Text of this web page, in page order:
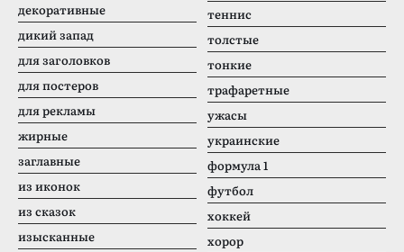
декоративные
дикий запад
для заголовков
для постеров
для рекламы
жирные
заглавные
из иконок
из сказок
изысканные
теннис
толстые
тонкие
трафаретные
ужасы
украинские
формула 1
футбол
хоккей
хорор